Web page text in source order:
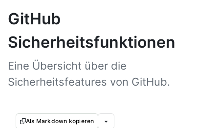
GitHub
Sicherheitsfunktionen
Eine Übersicht über die
Sicherheitsfeatures von GitHub.
Als Markdown kopieren